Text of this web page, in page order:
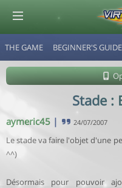
THE GAME BEGINNER'S GUIDE
Stade :
aymeric45 | 24/07/2007
Le stade va faire l'objet d'une
^^)
Désormais pour pouvoir
© Virtuafoot Manager by Aymeric